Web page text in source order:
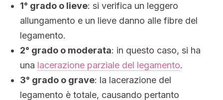
1° grado o lieve: si verifica un leggero
allungamento e un lieve danno alle fibre del
legamento.
2° grado o moderata: in questo caso, si ha
una lacerazione parziale del legamento.
3° grado o grave: la lacerazione del
legamento è totale, causando pertanto